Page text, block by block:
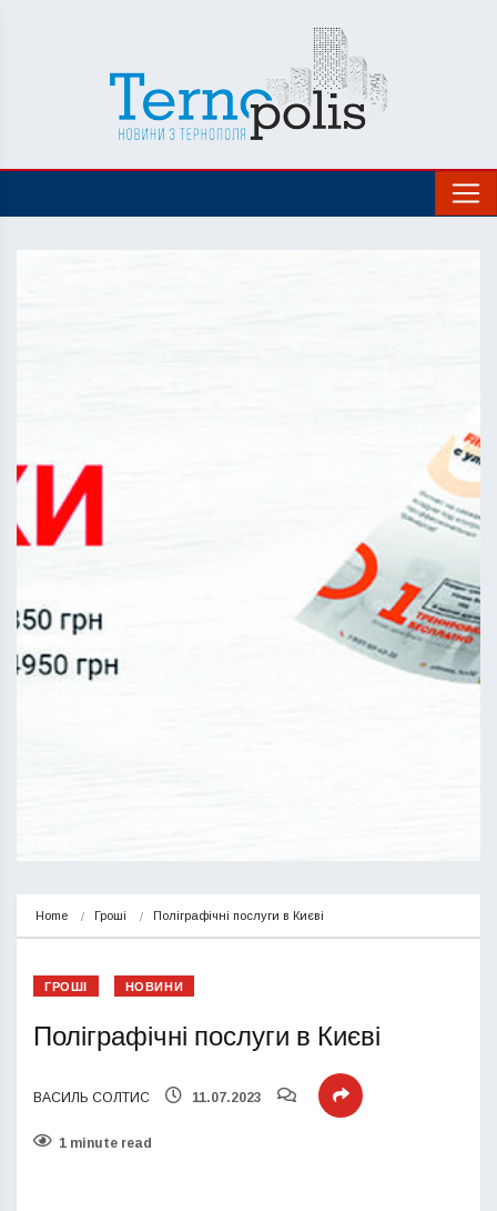
Home Гроші Поліграфічні послуги в Києві
ГРОШІ НОВИНИ
Поліграфічні послуги в Києві
ВАСИЛЬ СОЛТИС 11.07.2023
1 minute read